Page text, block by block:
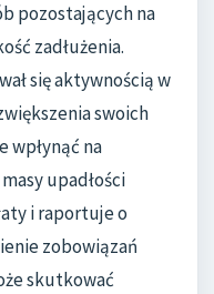
pozostających na
zadłużenia.
się aktywnością w
swoich
wpłynąć na
upadłości
i raportuje o
zobowiązań
skutkować